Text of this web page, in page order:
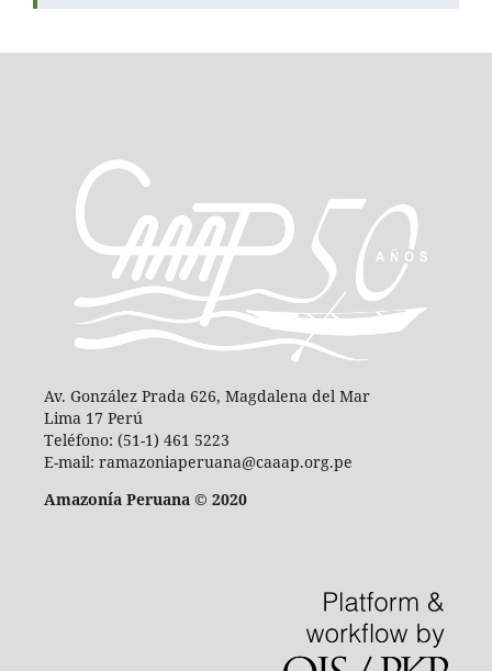
Av. González Prada 626, Magdalena del Mar
Lima 17 Perú
Teléfono: (51-1) 461 5223
E-mail: ramazoniaperuana@caaap.org.pe
Amazonía Peruana © 2020